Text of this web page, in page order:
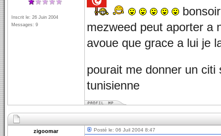
Inscrit le: 26 Juin 2004
Messages: 9
mezweed peut aporter a
avoue que grace a lui je
pourait me donner un
tunisienne
zigoomar Posté le: 06 Juil 2004 8:47